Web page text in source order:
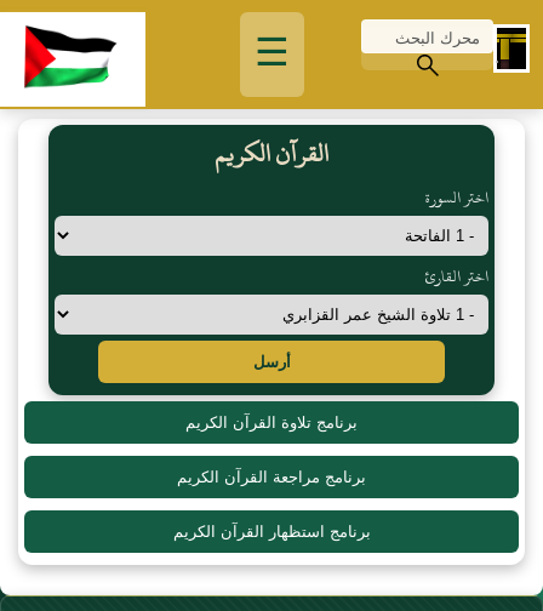
☰
القرآن الكريم
اختر السورة
اختر القارئ
أرسل
برنامج تلاوة القرآن الكريم
برنامج مراجعة القرآن الكريم
برنامج استظهار القرآن الكريم